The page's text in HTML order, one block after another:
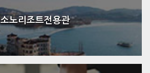
소노리조트전용관